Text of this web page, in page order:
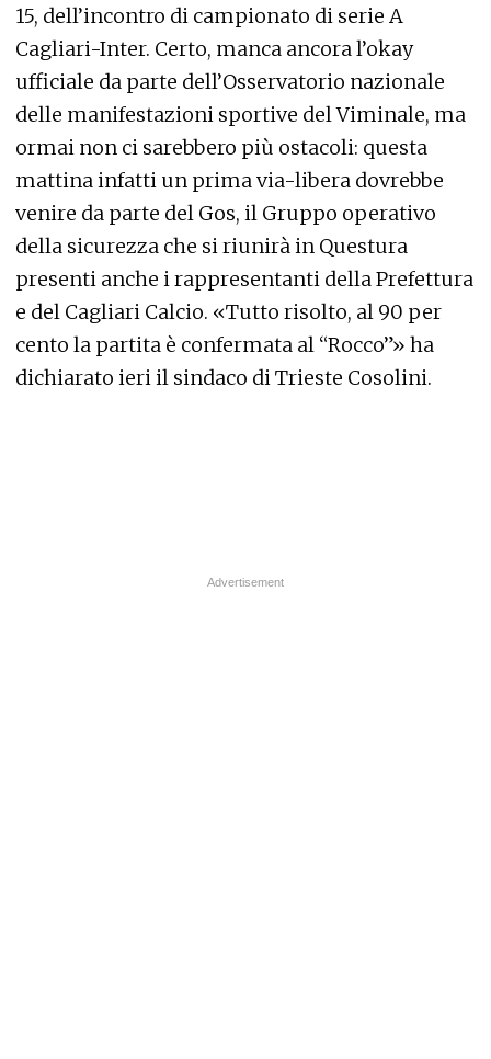
15, dell’incontro di campionato di serie A
Cagliari-Inter. Certo, manca ancora l’okay
ufficiale da parte dell’Osservatorio nazionale
delle manifestazioni sportive del Viminale, ma
ormai non ci sarebbero più ostacoli: questa
mattina infatti un prima via-libera dovrebbe
venire da parte del Gos, il Gruppo operativo
della sicurezza che si riunirà in Questura
presenti anche i rappresentanti della Prefettura
e del Cagliari Calcio. «Tutto risolto, al 90 per
cento la partita è confermata al “Rocco”» ha
dichiarato ieri il sindaco di Trieste Cosolini.